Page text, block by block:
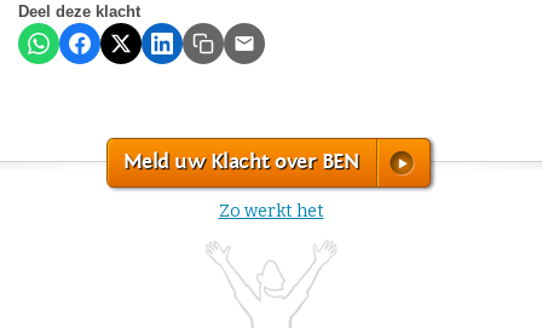
Deel deze klacht
Meld uw Klacht over BEN
Zo werkt het